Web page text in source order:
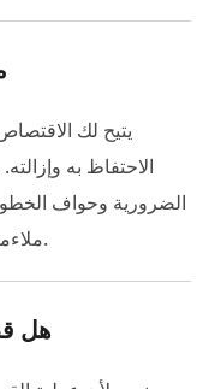
يتيح لك
الاحتفاظ به
الضرورية وحواف
ملاءمة الفيديو بنسبة عرض إلى ارتفاع جديدة.
هل